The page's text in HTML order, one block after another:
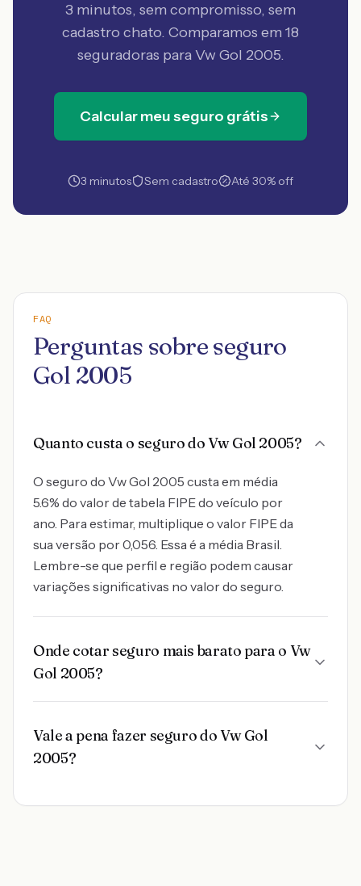
3 minutos, sem compromisso, sem
cadastro chato. Comparamos em 18
seguradoras para Vw Gol 2005.
Calcular meu seguro grátis
3 minutos Sem cadastro Até 30% off
FAQ
Perguntas sobre seguro
Gol 2005
Quanto custa o seguro do Vw Gol 2005?
O seguro do Vw Gol 2005 custa em média
5.6% do valor de tabela FIPE do veículo por
ano. Para estimar, multiplique o valor FIPE da
sua versão por 0,056. Essa é a média Brasil.
Lembre-se que perfil e região podem causar
variações significativas no valor do seguro.
Onde cotar seguro mais barato para o Vw
Gol 2005?
Vale a pena fazer seguro do Vw Gol
2005?